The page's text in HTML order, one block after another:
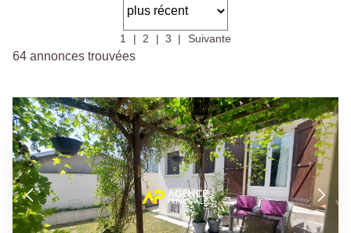
1 2 3 Suivante
64 annonces trouvées